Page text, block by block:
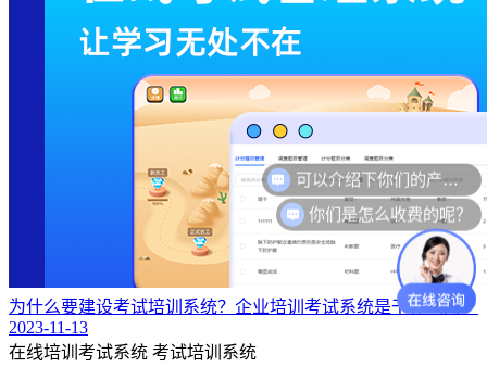
为什么要建设考试培训系统？企业培训考试系统是干什么的？
2023-11-13
在线培训考试系统 考试培训系统
你们是怎么收费的呢？